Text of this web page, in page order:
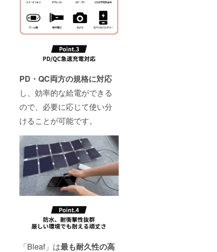
PD・QC両方の規格に対応
し、効率的な給電ができる
ので、必要に応じて使い分
けることが可能です。
「Bleaf」は最も耐久性の高